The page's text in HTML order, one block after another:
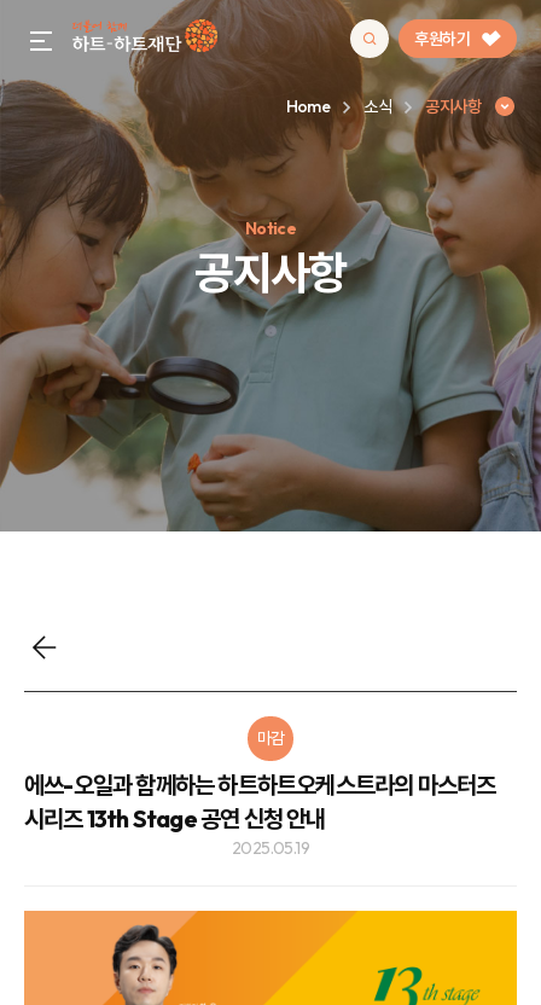
gnb menu open 후원하기
인기 키워드
#정기후원#하트플레이스#캠페인#팬덤후원
Home 소식 공지사항
Notice
공지사항
마감
에쓰-오일과 함께하는 하트하트오케스트라의 마스터즈
시리즈 13th Stage 공연 신청 안내
2025.05.19